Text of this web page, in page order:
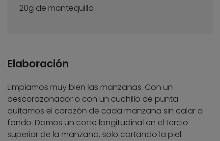
20g de mantequilla
Elaboración
Limpiamos muy bien las manzanas. Con un
descorazonador o con un cuchillo de punta
quitamos el corazón de cada manzana sin calar a
fondo. Damos un corte longitudinal en el tercio
superior de la manzana, solo cortando la piel.